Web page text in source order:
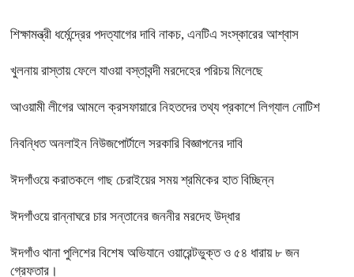
শিক্ষামন্ত্রী ধর্মেন্দ্রের পদত্যাগের দাবি নাকচ, এনটিএ সংস্কারের আশ্বাস
খুলনায় রাস্তায় ফেলে যাওয়া বস্তাবন্দী মরদেহের পরিচয় মিলেছে
আওয়ামী লীগের আমলে ক্রসফায়ারে নিহতদের তথ্য প্রকাশে লিগ্যাল নোটিশ
নিবন্ধিত অনলাইন নিউজপোর্টালে সরকারি বিজ্ঞাপনের দাবি
ঈদগাঁওয়ে করাতকলে গাছ চেরাইয়ের সময় শ্রমিকের হাত বিচ্ছিন্ন
ঈদগাঁওয়ে রান্নাঘরে চার সন্তানের জননীর মরদেহ উদ্ধার
ঈদগাঁও থানা পুলিশের বিশেষ অভিযানে ওয়ারেন্টভুক্ত ও ৫৪ ধারায় ৮ জন
গ্রেফতার।